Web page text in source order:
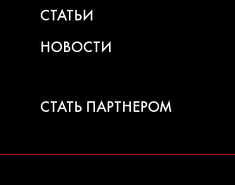
СТАТЬИ
НОВОСТИ
СТАТЬ ПАРТНЕРОМ